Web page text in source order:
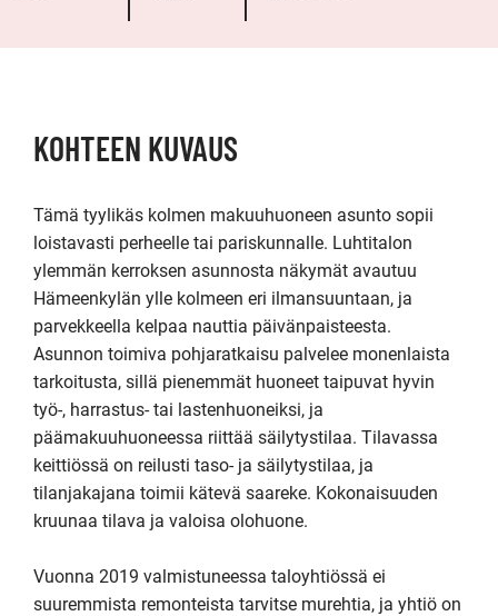
KOHTEEN KUVAUS
Tämä tyylikäs kolmen makuuhuoneen asunto sopii
loistavasti perheelle tai pariskunnalle. Luhtitalon
ylemmän kerroksen asunnosta näkymät avautuu
Hämeenkylän ylle kolmeen eri ilmansuuntaan, ja
parvekkeella kelpaa nauttia päivänpaisteesta.
Asunnon toimiva pohjaratkaisu palvelee monenlaista
tarkoitusta, sillä pienemmät huoneet taipuvat hyvin
työ-, harrastus- tai lastenhuoneiksi, ja
päämakuuhuoneessa riittää säilytystilaa. Tilavassa
keittiössä on reilusti taso- ja säilytystilaa, ja
tilanjakajana toimii kätevä saareke. Kokonaisuuden
kruunaa tilava ja valoisa olohuone.
Vuonna 2019 valmistuneessa taloyhtiössä ei
suuremmista remonteista tarvitse murehtia, ja yhtiö on